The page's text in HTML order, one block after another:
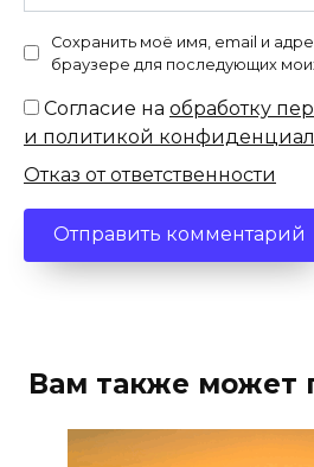
Сохранить моё имя, email и
браузере для последующих
Согласие на обработку
и политикой
Отказ от ответственности
Вам также может